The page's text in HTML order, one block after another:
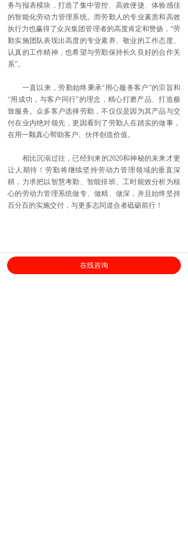
务与报表模块，打造了集中管控、高效便捷、体验感佳
的智能化劳动力管理系统。而劳勤人的专业素质和高效
执行力也赢得了众兴集团管理者的高度肯定和赞扬，“劳
勤实施团队表现出高度的专业素养、敬业的工作态度、
认真的工作精神，也希望与劳勤保持长久良好的合作关
系”。
一直以来，劳勤始终秉承“用心服务客户”的宗旨和
“用成功，与客户同行”的理念，精心打磨产品、打造极
致服务。众多客户选择劳勤，不仅仅是因为其产品与交
付在业内绝对领先，更因看到了劳勤人在踏实的做事，
在用一颗真心帮助客户、伙伴创造价值。
相比沉溺过往，已经到来的2020和神秘的未来才更
让人期待！劳勤将继续坚持劳动力管理领域的垂直深
耕，力求把以智慧考勤、智能排班、工时能效分析为核
心的劳动力管理系统做专、做精、做深，并且始终坚持
百分百的实施交付，与更多志同道合者砥砺前行！
在线咨询